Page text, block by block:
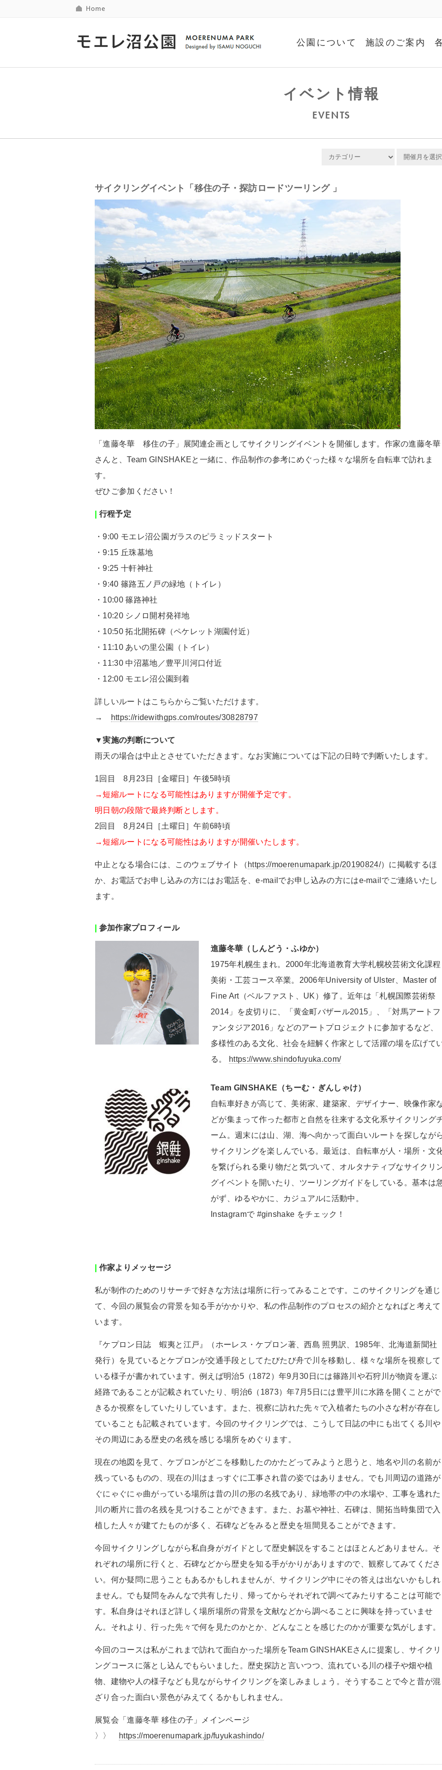
公園について 施設のご案内
イベント情報
EVENTS
サイクリングイベント「移住の子・探訪ロードツーリング 」
「進藤冬華 移住の子」展関連企画としてサイクリングイベントを開催します。作家の進藤冬華
さんと、Team GINSHAKEと一緒に、作品制作の参考にめぐった様々な場所を自転車で訪れま
す。
ぜひご参加ください！
行程予定
・9:00 モエレ沼公園ガラスのピラミッドスタート
・9:15 丘珠墓地
・9:25 十軒神社
・9:40 篠路五ノ戸の緑地（トイレ）
・ 10:00篠路神社
・ 10:20 シノロ開村発祥地
・ 10:50拓北開拓碑（ペケレット湖園付近）
・ 11:10 あいの里公園（トイレ）
・ 11:30 中沼墓地／豊平川河口付近
・ 12:00 モエレ沼公園到着
詳しいルートはこちらからご覧いただけます。
→
https://ridewithgps.com/routes/30828797
▼実施の判断について
雨天の場合は中止とさせていただきます。なお実施については下記の日時で判断いたします。
1回目 8月23日［金曜日］午後5時頃
→短縮ルートになる可能性はありますが開催予定です。
明日朝の段階で最終判断とします。
2回目 8月24日［土曜日］午前6時頃
→短縮ルートになる可能性はありますが開催いたします。
中止となる場合には、このウェブサイト（ https://moerenumapark.jp/20190824/）に掲載するほ
か、お電話でお申し込みの方にはお電話を、e-mail でお申し込みの方にはe-mail でご連絡いたし
ます。
参加作家プロフィール
進藤冬華（しんどう・ふゆか）
1975年札幌生まれ。2000年北海道教育大学札幌校芸術文化課程
美術・工芸コース卒業。2006年University of Ulster、Master of
Fine Art（ベルファスト、UK）修了。近年は「札幌国際芸術祭
2014」を皮切りに、「黄金町バザール2015」、「対馬アートフ
ァンタジア2016」などのアートプロジェクトに参加するなど、
多様性のある文化、社会を紐解く作家として活躍の場を広げて
る。
https://www.shindofuyuka.com/
Team GINSHAKE（ちーむ・ぎんしゃけ）
自転車好きが高じて、美術家、建築家、デザイナー、映像作家
どが集まって作った都市と自然を往来する文化系サイクリング
ーム。週末には山、湖、海へ向かって面白いルートを探しなが
サイクリングを楽しんでいる。最近は、自転車が人・場所・文
を繋げられる乗り物だと気づいて、オルタナティブなサイクリ
グイベントを開いたり、ツーリングガイドをしている。基本は
がず、ゆるやかに、カジュアルに活動中。
Instagramで #ginshake をチェック！
作家よりメッセージ
私が制作のためのリサーチで好きな方法は場所に行ってみることです。このサイクリングを通じ
て、今回の展覧会の背景を知る手がかかりや、私の作品制作のプロセスの紹介となればと考えて
います。
『ケプロン日誌 蝦夷と江戸』（ホーレス・ケプロン著、西島 照男訳、 1985年、北海道新聞社
発行）を見ているとケプロンが交通手段としてたびたび舟で川を移動し、様々な場所を視察して
いる様子が書かれています。例えば明治5 （1872 ）年9 月 30 日には篠路川や石狩川が物資を運ぶ
経路であることが記載されていたり、明治6 （ 1873）年7 月5 日には豊平川に水路を開くことがで
きるか視察をしていたりしています。また、視察に訪れた先々で入植者たちの小さな村が存在し
ていることも記載されています。今回のサイクリングでは、こうして日誌の中にも出てくる川や
その周辺にある歴史の名残を感じる場所をめぐります。
現在の地図を見て、ケプロンがどこを移動したのかたどってみようと思うと、地名や川の名前が
残っているものの、現在の川はまっすぐに工事され昔の姿ではありません。でも川周辺の道路が
ぐにゃぐにゃ曲がっている場所は昔の川の形の名残であり、緑地帯の中の水場や、工事を逃れた
川の断片に昔の名残を見つけることができます。また、お墓や神社、石碑は、開拓当時集団で入
植した人々が建てたものが多く、石碑などをみると歴史を垣間見ることができます。
今回サイクリングしながら私自身がガイドとして歴史解説をすることはほとんどありません。そ
れぞれの場所に行くと、石碑などから歴史を知る手がかりがありますので、観察してみてくださ
い。何か疑問に思うこともあるかもしれませんが、サイクリング中にその答えは出ないかもしれ
ません。でも疑問をみんなで共有したり、帰ってからそれぞれで調べてみたりすることは可能で
す。私自身はそれほど詳しく場所場所の背景を文献などから調べることに興味を持っていませ
ん。それより、行った先々で何を見たのかとか、どんなことを感じたのかが重要な気がします。
今回のコースは私がこれまで訪れて面白かった場所をTeam GINSHAKEさんに提案し、サイクリ
ングコースに落とし込んでもらいました。歴史探訪と言いつつ、流れている川の様子や畑や植
物、建物や人の様子なども見ながらサイクリングを楽しみましょう。そうすることで今と昔が混
ざり合った面白い景色がみえてくるかもしれません。
展覧会「進藤冬華 移住の子」メインページ
〉〉
https://moerenumapark.jp/fuyukashindo/